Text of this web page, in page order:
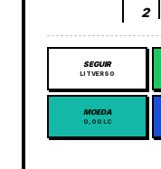
2
SEGUIR
LITVERSO
MOEDA
0,00 LC